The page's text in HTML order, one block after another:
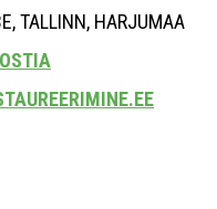
TALLINN, HARJUMAA